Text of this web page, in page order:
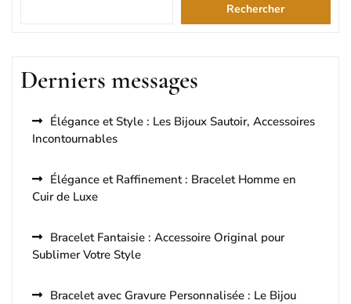
Rechercher
Derniers messages
Élégance et Style : Les Bijoux Sautoir, Accessoires
Incontournables
Élégance et Raffinement : Bracelet Homme en
Cuir de Luxe
Bracelet Fantaisie : Accessoire Original pour
Sublimer Votre Style
Bracelet avec Gravure Personnalisée : Le Bijou